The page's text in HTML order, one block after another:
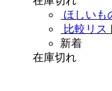
ほしいも
比較リス
新着
在庫切れ